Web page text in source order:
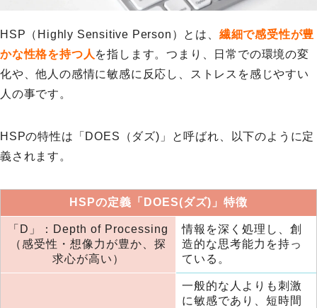
HSP（Highly Sensitive Person）とは、 繊細で感受性が豊
かな性格を持つ人 を指します。つまり、日常での環境の変
化や、他人の感情に敏感に反応し、ストレスを感じやすい
人の事です。
HSPの特性は「DOES（ダズ)」と呼ばれ、以下のように定
義されます。
HSPの定義「DOES(ダズ)」特徴
「D」：Depth of Processing
（感受性・想像力が豊か、探
求心が高い）
情報を深く処理し、創
造的な思考能力を持っ
ている。
一般的な人よりも刺激
に敏感であり、短時間